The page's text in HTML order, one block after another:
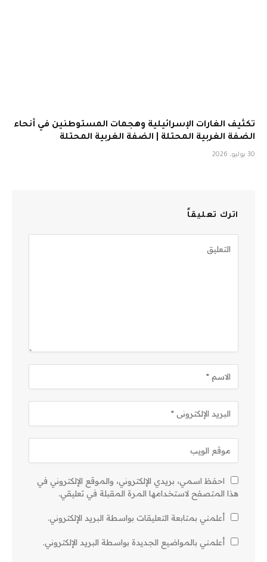
تكثيف الغارات الإسرائيلية وهجمات المستوطنين في أنحاء
الضفة الغربية المحتلة | الضفة الغربية المحتلة
30 يوليو، 2026
اترك تعليقاً
احفظ اسمي، بريدي الإلكتروني، والموقع الإلكتروني في
هذا المتصفح لاستخدامها المرة المقبلة في تعليقي.
أعلمني بمتابعة التعليقات بواسطة البريد الإلكتروني.
أعلمني بالمواضيع الجديدة بواسطة البريد الإلكتروني.